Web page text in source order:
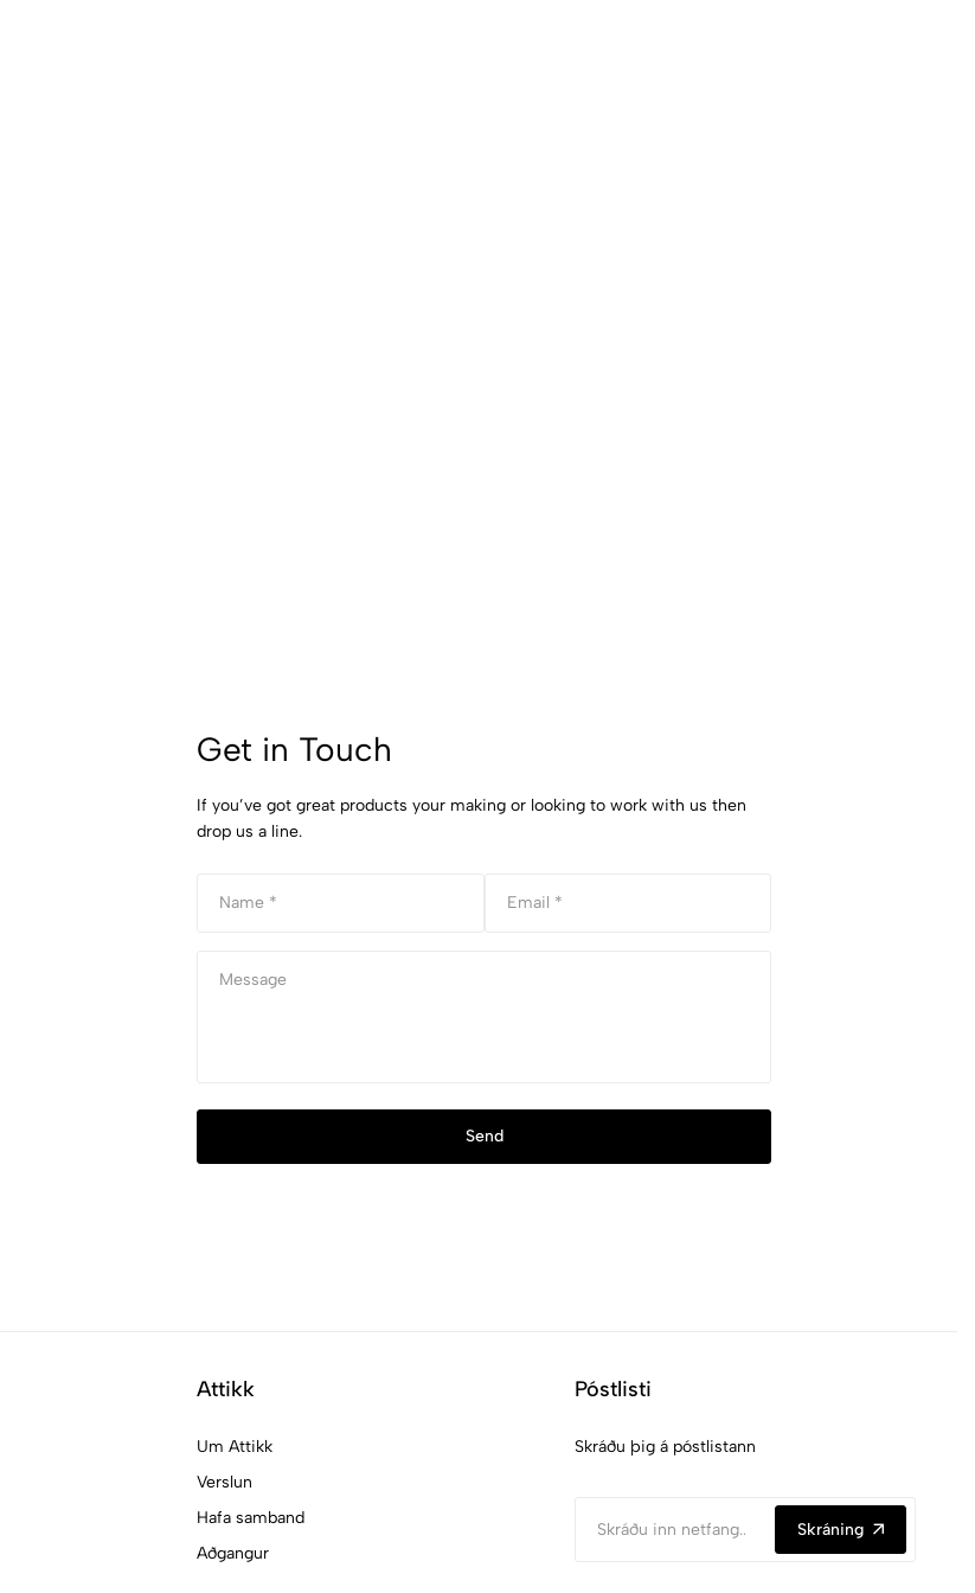
Get in Touch
If you’ve got great products your making or looking to work with us then
drop us a line.
Send
Attikk
Um Attikk
Verslun
Hafa samband
Aðgangur
Póstlisti
Skráðu þig á póstlistann
Skráning